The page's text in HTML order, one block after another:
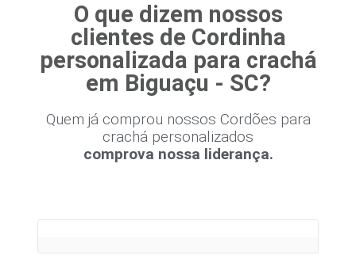
O que dizem nossos
clientes de Cordinha
personalizada para crachá
em Biguaçu - SC?
Quem já comprou nossos Cordões para
crachá personalizados
comprova nossa liderança.